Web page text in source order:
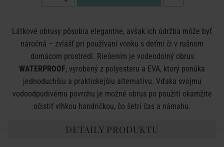
Látkové obrusy pôsobia elegantne, avšak ich údržba môže byť
náročná – zvlášť pri používaní vonku s deťmi či v rušnom
domácom prostredí. Riešením je vodeodolný obrus
WATERPROOF, vyrobený z polyesteru a EVA, ktorý ponúka
jednoduchšiu a praktickejšiu alternatívu. Vďaka svojmu
vodoodpudivému povrchu je možné obrus po použití okamžite
očistiť vlhkou handričkou, čo šetrí čas a námahu.
DETAILY PRODUKTU